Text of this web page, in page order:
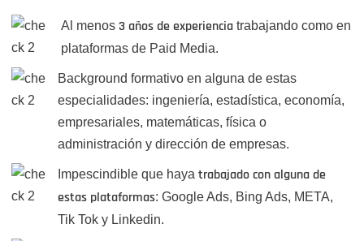
Al menos 3 años de experienciatrabajando como en
plataformas de Paid Media.
Background formativo en alguna de estas
especialidades: ingeniería, estadística, economía,
empresariales, matemáticas, física o
administración y dirección de empresas.
Impescindible que haya trabajado con alguna de
estas plataformas: Google Ads, Bing Ads, META,
Tik Tok y Linkedin.